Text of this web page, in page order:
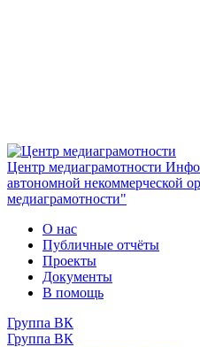
Центр медиаграмотности
автономной некоммерческой
медиаграмотности"
О нас
Публичные отчёты
Проекты
Документы
В помощь
Группа ВК
Группа ВК